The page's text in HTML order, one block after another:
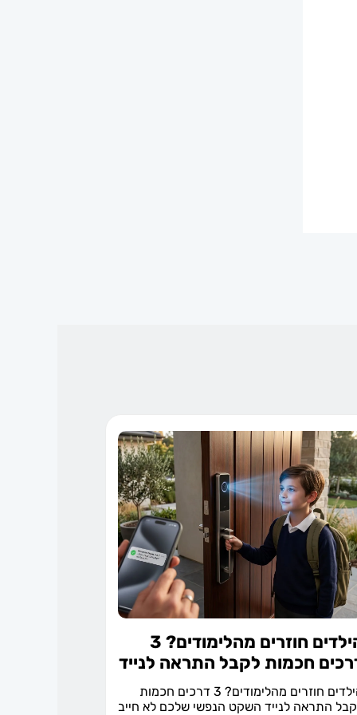
הילדים חוזרים מהלימודים? 3
חכמות לקבל התראה לנייד
הילדים חוזרים מהלימודים? 3 דרכים חכמות
התראה לנייד השקט הנפשי שלכם לא חייב